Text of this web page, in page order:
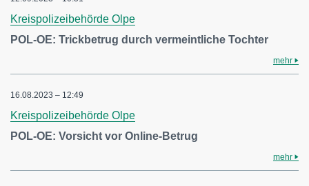
Kreispolizeibehörde Olpe
POL-OE: Trickbetrug durch vermeintliche Tochter
mehr
16.08.2023 – 12:49
Kreispolizeibehörde Olpe
POL-OE: Vorsicht vor Online-Betrug
mehr